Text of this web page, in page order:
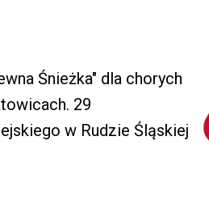
Śnieżka" dla chorych
29
w Rudzie Śląskiej